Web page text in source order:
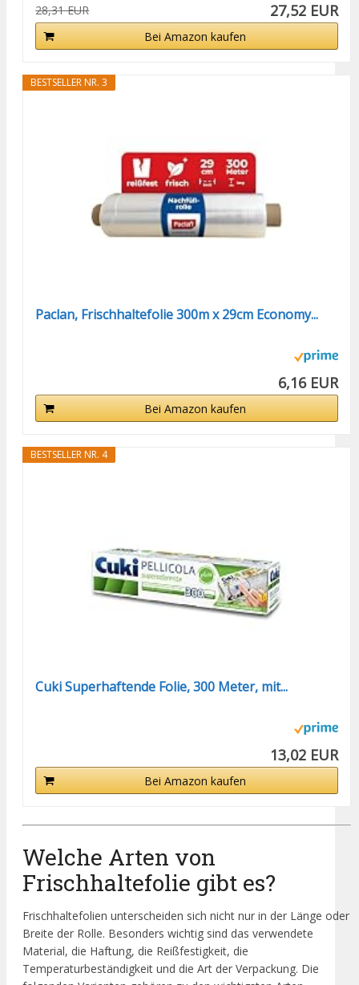
28,31 EUR 27,52 EUR
Bei Amazon kaufen
BESTSELLER NR. 3
Paclan, Frischhaltefolie 300m x 29cm Economy...
6,16 EUR
Bei Amazon kaufen
BESTSELLER NR. 4
Cuki Superhaftende Folie, 300 Meter, mit...
13,02 EUR
Bei Amazon kaufen
Welche Arten von
Frischhaltefolie gibt es?
Frischhaltefolien unterscheiden sich nicht nur in der Länge oder
Breite der Rolle. Besonders wichtig sind das verwendete
Material, die Haftung, die Reißfestigkeit, die
Temperaturbeständigkeit und die Art der Verpackung. Die